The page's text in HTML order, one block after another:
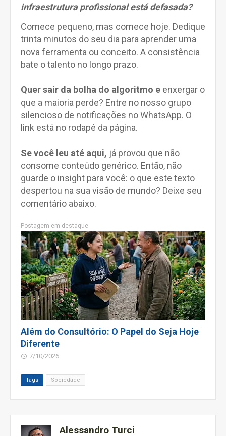
infraestrutura profissional está defasada?
Comece pequeno, mas comece hoje. Dedique
trinta minutos do seu dia para aprender uma
nova ferramenta ou conceito. A consistência
bate o talento no longo prazo.
Quer sair da bolha do algoritmo e enxergar o
que a maioria perde? Entre no nosso grupo
silencioso de notificações no WhatsApp. O
link está no rodapé da página.
Se você leu até aqui, já provou que não
consome conteúdo genérico. Então, não
guarde o insight para você: o que este texto
despertou na sua visão de mundo? Deixe seu
comentário abaixo.
Postagem em destaque
Além do Consultório: O Papel do Seja Hoje
Diferente
7/10/2026
Tags Sociedade
Alessandro Turci